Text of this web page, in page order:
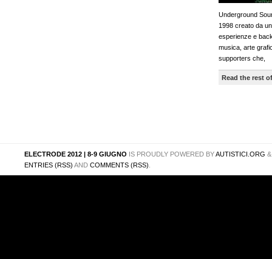
Underground
1998 creato da
esperienze e
musica, arte
supporters che,
Read the rest
ELECTRODE 2012 | 8-9 GIUGNO IS PROUDLY POWERED BYAUTISTICI.ORG
ENTRIES (RSS) AND COMMENTS (RSS)